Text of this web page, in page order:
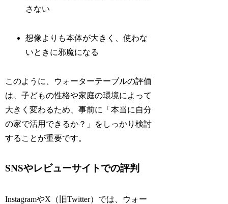
さない
想像よりも本体が大きく、使わな
いときに邪魔になる
このように、ウォーターテーブルの評価
は、子どもの性格や家庭の環境によって
大きく変わるため、事前に「本当に自分
の家で活用できるか？」をしっかり検討
することが重要です。
SNSやレビューサイトでの評判
InstagramやX（旧Twitter）では、ウォー